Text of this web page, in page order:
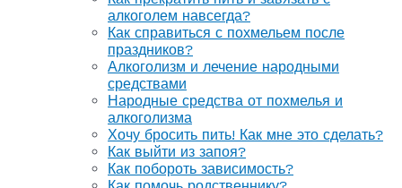
алкоголем навсегда?
Как справиться с похмельем после
праздников?
Алкоголизм и лечение народными
средствами
Народные средства от похмелья и
алкоголизма
Хочу бросить пить! Как мне это сделать?
Как выйти из запоя?
Как побороть зависимость?